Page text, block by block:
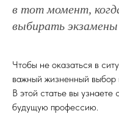
в тот момент,
выбирать
Чтобы не оказаться в
важный жизненный выбор
В этой статье вы
будущую профессию.